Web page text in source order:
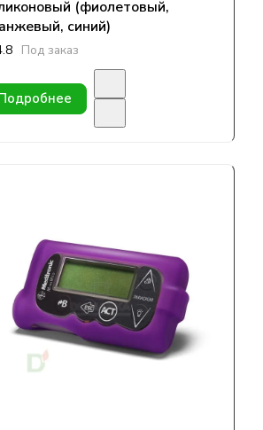
(фиолетовый,
синий)
Под заказ